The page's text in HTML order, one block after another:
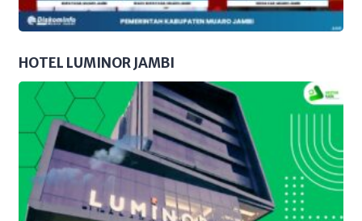
HOTEL LUMINOR JAMBI